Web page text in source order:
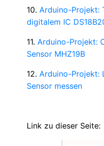
10. Arduino-Projekt:
digitalem IC
11. Arduino-Projekt:
Sensor MHZ19B
12. Arduino-Projekt:
Sensor messen
Link zu dieser Seite: